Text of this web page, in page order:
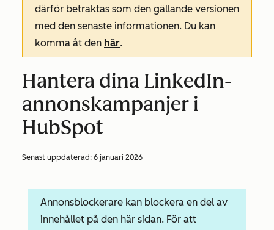
därför betraktas som den gällande versionen
med den senaste informationen. Du kan
komma åt den här.
Hantera dina LinkedIn-
annonskampanjer i
HubSpot
Senast uppdaterad: 6 januari 2026
Annonsblockerare kan blockera en del av
innehållet på den här sidan. För att